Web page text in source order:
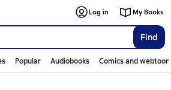
Find
Log in My Books
Popular Audiobooks Comics and